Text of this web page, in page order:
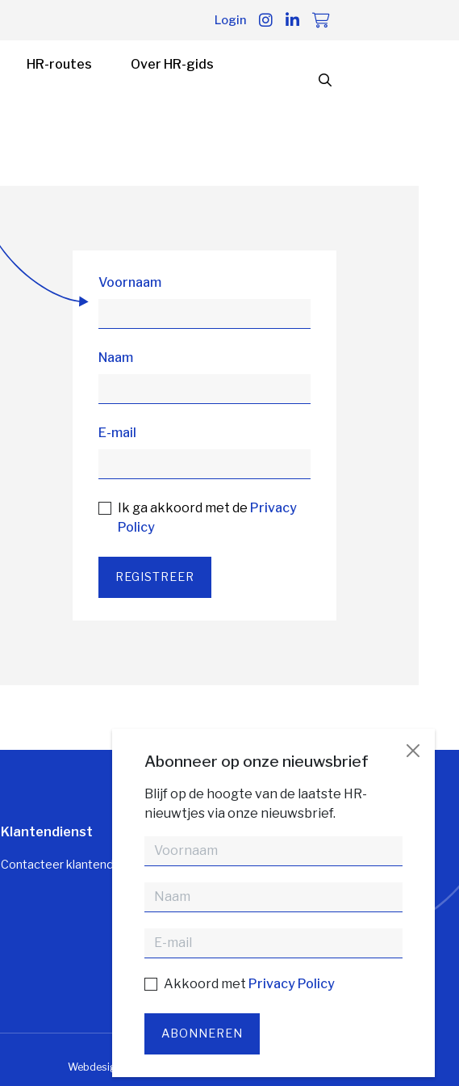
Login
HR-routes Over HR-gids
Voornaam
Naam
E-mail
Ik ga akkoord met de Privacy
Policy
REGISTREER
Abonneer op onze nieuwsbrief
Blijf op de hoogte van de laatste HR-
nieuwtjes via onze nieuwsbrief.
Akkoord met Privacy Policy
ABONNEREN
Klantendienst
Contacteer klantendienst
Webdesign door Zenjoy in Leuven